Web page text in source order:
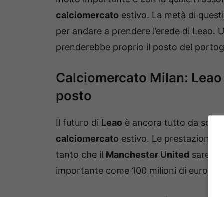
calciomercato estivo. La metà di
per andare a prendere l’erede di
prenderebbe proprio il posto del
Calciomercato Milan:
posto
Il futuro di Leao è ancora tutto da
calciomercato estivo. Le prestazioni
tanto che il Manchester United
importante come 100 milioni di euro